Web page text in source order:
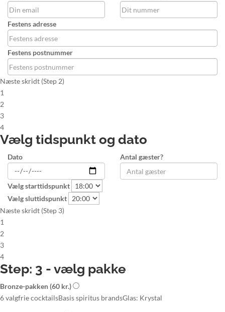
Festens adresse
Festens postnummer
Næste skridt (Step 2)
1
2
3
4
Vælg tidspunkt og dato
Dato Antal gæster?
Vælg starttidspunkt
Vælg sluttidspunkt
Næste skridt (Step 3)
1
2
3
4
Step: 3 - vælg pakke
Bronze-pakken(60 kr.)
6 valgfrie cocktailsBasis spiritus brandsGlas: Krystal